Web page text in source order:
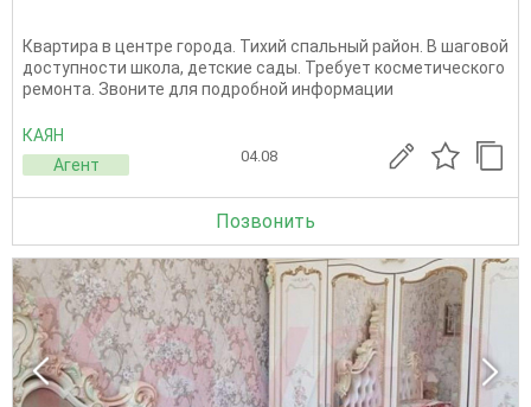
Квартира в центре города. Тихий спальный район. В шаговой
доступности школа, детские сады. Требует косметического
ремонта. Звоните для подробной информации
КАЯН
Агент
04.08
Позвонить